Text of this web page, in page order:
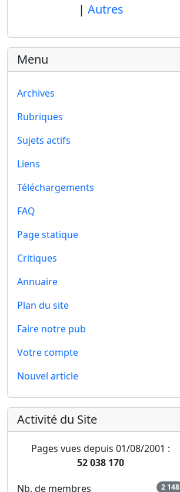
| Autres
Menu
Archives
Rubriques
Sujets actifs
Liens
Téléchargements
FAQ
Page statique
Critiques
Annuaire
Plan du site
Faire notre pub
Votre compte
Nouvel article
Activité du Site
Pages vues depuis 01/08/2001 :
52 038 170
Nb. de membres
2 148